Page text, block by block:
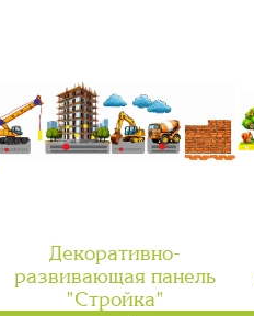
Декоративно-
развивающая панель
"Стройка"